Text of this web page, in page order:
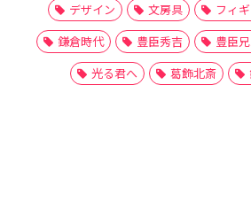
デザイン
文房具 フィ
鎌倉時代
豊臣秀吉 豊臣兄
光る君へ
葛飾北斎